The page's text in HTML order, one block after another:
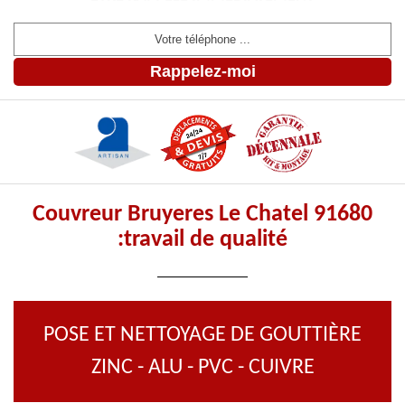
Couvreur Bruyeres Le Chatel 91680
:travail de qualité
POSE ET NETTOYAGE DE GOUTTIÈRE
ZINC - ALU - PVC - CUIVRE